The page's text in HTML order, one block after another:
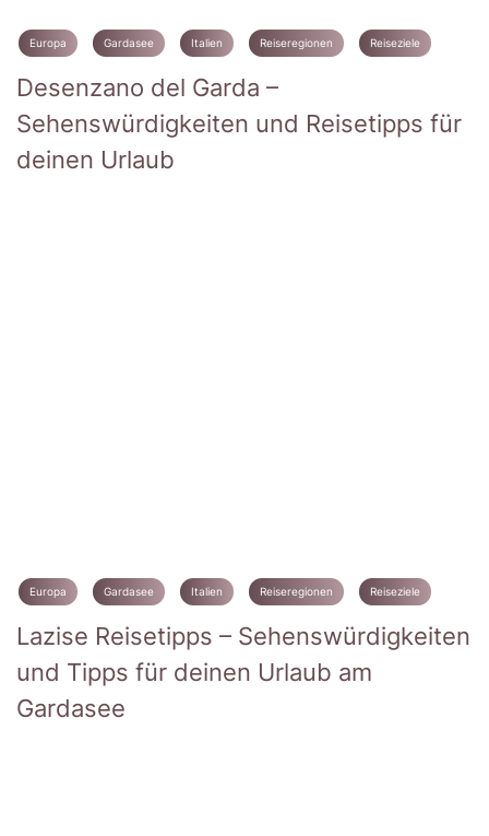
Europa Gardasee Italien Reiseregionen Reiseziele
Desenzano del Garda –
Sehenswürdigkeiten und Reisetipps für
deinen Urlaub
Europa Gardasee Italien Reiseregionen Reiseziele
Lazise Reisetipps – Sehenswürdigkeiten
und Tipps für deinen Urlaub am
Gardasee